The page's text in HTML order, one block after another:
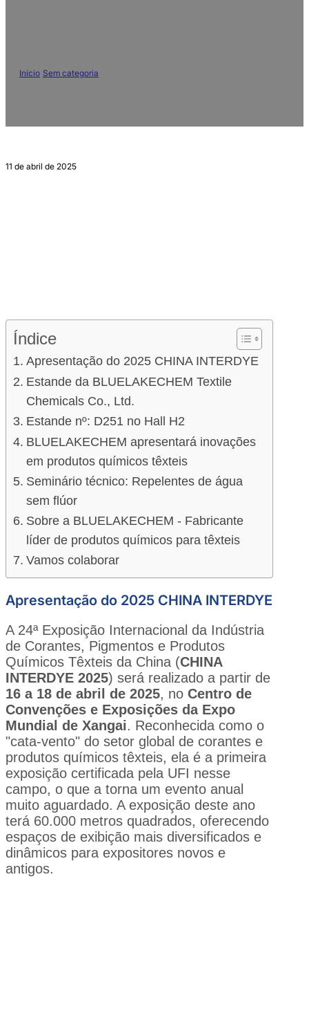
Início Sem categoria
11 de abril de 2025
Índice
Apresentação do 2025 CHINA INTERDYE
Estande da BLUELAKECHEM Textile
Chemicals Co., Ltd.
Estande nº: D251 no Hall H2
BLUELAKECHEM apresentará inovações
em produtos químicos têxteis
Seminário técnico: Repelentes de água
sem flúor
Sobre a BLUELAKECHEM - Fabricante
líder de produtos químicos para têxteis
Vamos colaborar
Apresentação do 2025 CHINA INTERDYE
A 24ª Exposição Internacional da Indústria
de Corantes, Pigmentos e Produtos
Químicos Têxteis da China (CHINA
INTERDYE 2025) será realizado a partir de
16 a 18 de abril de 2025, no Centro de
Convenções e Exposições da Expo
Mundial de Xangai. Reconhecida como o
"cata-vento" do setor global de corantes e
produtos químicos têxteis, ela é a primeira
exposição certificada pela UFI nesse
campo, o que a torna um evento anual
muito aguardado. A exposição deste ano
terá 60.000 metros quadrados, oferecendo
espaços de exibição mais diversificados e
dinâmicos para expositores novos e
antigos.